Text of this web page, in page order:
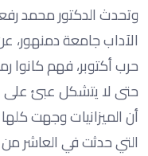
وتحدث الدكتور محمد
الآداب جامعة دمنهور،
حرب أكتوبر، فهم كانوا
حتى لا يتشكل عبئ على
أن الميزانيات وجهت
التي حدثت في العاشر